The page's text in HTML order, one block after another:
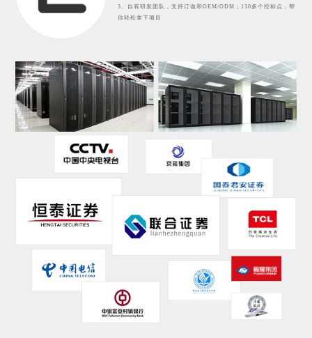
3、自有研发团队，支持订做和OEM/ODM；130多个控标点，帮
你轻松拿下项目